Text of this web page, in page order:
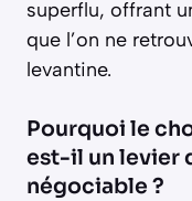
superflu, offrant
que l’on ne
levantine.
Pourquoi le
est-il un levier
négociable ?